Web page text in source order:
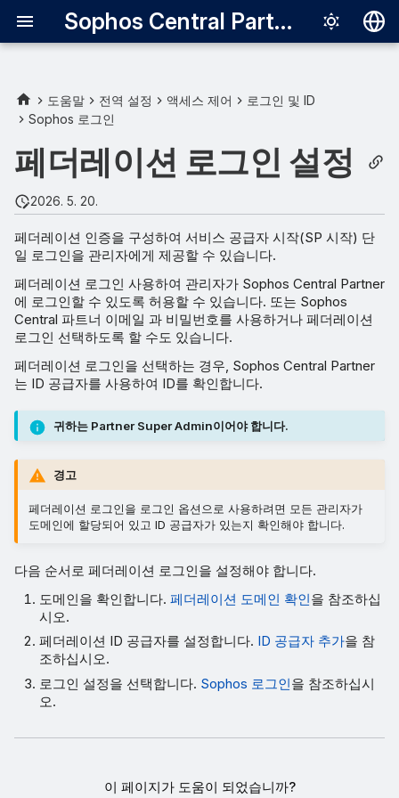
Sophos Central Partner
English
Français
Português
中文（繁體）
도움말 전역 설정 액세스 제어
로그인 및 ID
Sophos 로그인
페더레이션 로그인 설정
2026. 5. 20.
페더레이션 인증을 구성하여 서비스 공급자 시작(SP 시작) 단
일 로그인을 관리자에게 제공할 수 있습니다.
페더레이션 로그인 사용하여 관리자가 Sophos Central Partner
에 로그인할 수 있도록 허용할 수 있습니다. 또는 Sophos
Central 파트너 이메일 과 비밀번호를 사용하거나 페더레이션
로그인 선택하도록 할 수도 있습니다.
페더레이션 로그인을 선택하는 경우, Sophos Central Partner
는 ID 공급자를 사용하여 ID를 확인합니다.
귀하는 Partner Super Admin이어야 합니다.
경고
페더레이션 로그인을 로그인 옵션으로 사용하려면 모든 관리자가
도메인에 할당되어 있고 ID 공급자가 있는지 확인해야 합니다.
다음 순서로 페더레이션 로그인을 설정해야 합니다.
도메인을 확인합니다.페더레이션 도메인 확인을 참조하십
시오.
페더레이션 ID 공급자를 설정합니다. ID 공급자 추가을 참
조하십시오.
로그인 설정을 선택합니다. Sophos 로그인을 참조하십시
오.
이 페이지가 도움이 되었습니까?